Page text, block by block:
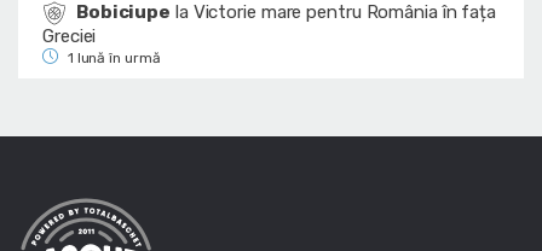
Bobiciupe la Victorie mare pentru România în fața
Greciei
1 lună în urmă